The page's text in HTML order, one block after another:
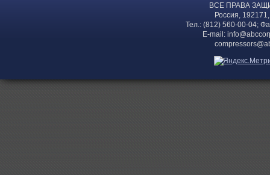
ВСЕ ПРАВА
Россия,
Тел.: (812) 560-00-04;
E-mail: